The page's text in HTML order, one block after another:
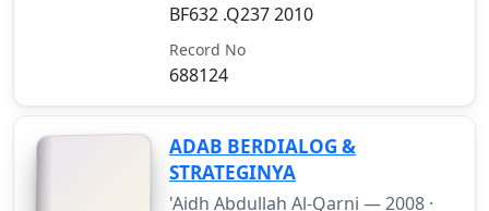
BF632 .Q237 2010
Record No
688124
ADAB BERDIALOG &
STRATEGINYA
'Aidh Abdullah Al-Qarni —2008 ·